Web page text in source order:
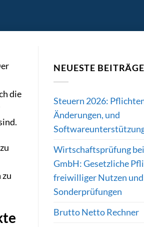
die
zu
NEUESTE BEITRÄGE
Steuern 2026:
Änderungen, und
Wirtschaftsprüfung
GmbH: Gesetzliche
freiwilliger Nutzen und
Sonderprüfungen
Brutto Netto Rechner